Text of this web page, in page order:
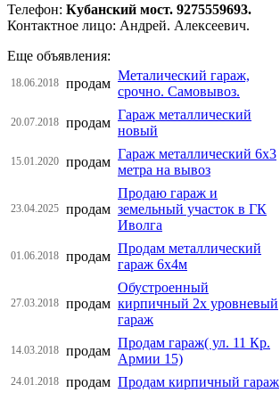
Телефон: Кубанский мост. 9275559693.
Контактное лицо: Андрей. Алексеевич.
Еще объявления:
18.06.2018 продам
Металический гараж,
срочно. Самовывоз.
20.07.2018 продам
Гараж металлический
новый
15.01.2020 продам
Гараж металлический 6х3
метра на вывоз
23.04.2025 продам
Продаю гараж и
земельный участок в ГК
Иволга
01.06.2018 продам
Продам металлический
гараж 6х4м
27.03.2018 продам
Обустроенный
кирпичный 2х уровневый
гараж
14.03.2018 продам
Продам гараж( ул. 11 Кр.
Армии 15)
24.01.2018 продам Продам кирпичный гараж